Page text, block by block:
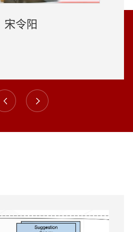
宋令阳